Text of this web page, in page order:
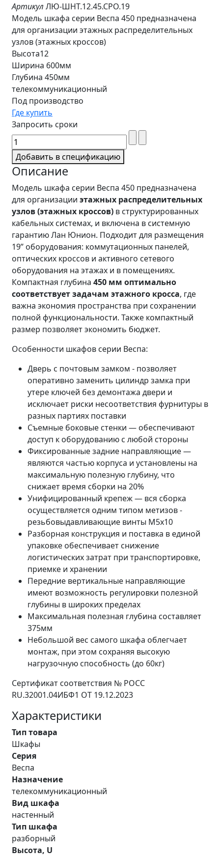
Артикул ЛЮ-ШНТ.12.45.СРО.19
Модель шкафа серии Веспа 450 предназначена
для организации этажных распределительных
узлов (этажных кроссов)
Высота12
Ширина 600мм
Глубина 450мм
телекоммуникационный
Под производство
Где купить
Запросить сроки
Добавить в спецификацию
Описание
Модель шкафа серии Веспа 450 предназначена
для организации этажных распределительных
узлов (этажных кроссов) в структурированных
кабельных системах, и включена в системную
гарантию Лан Юнион. Подходит для размещения
19” оборудования: коммутационных панелей,
оптических кроссов и активного сетевого
оборудования на этажах и в помещениях.
Компактная глубина 450 мм оптимально
соответствует задачам этажного кросса, где
важна экономия пространства при сохранении
полной функциональности. Также компактный
размер позволяет экономить бюджет.
Особенности шкафов серии Веспа:
Дверь с почтовым замком - позволяет
оперативно заменить цилиндр замка при
утере ключей без демонтажа двери и
исключает риски несоответствия фурнитуры в
разных партиях поставки
Съемные боковые стенки — обеспечивают
доступ к оборудованию с любой стороны
Фиксированные задние направляющие —
являются частью корпуса и установлены на
максимальную полезную глубину, что
снижает время сборки на 20%
Унифицированный крепеж — вся сборка
осуществляется одним типом метизов -
резьбовыдавливающие винты М5х10
Разборная конструкция и поставка в единой
упаковке обеспечивает снижение
логистических затрат при транспортировке,
приемке и хранении
Передние вертикальные направляющие
имеют возможность регулировки полезной
глубины в широких пределах
Максимальная полезная глубина составляет
375мм
Небольшой вес самого шкафа облегчает
монтаж, при этом сохраняя высокую
нагрузочную способность (до 60кг)
Сертификат соответствия № РОСС
RU.32001.04ИБФ1 ОТ 19.12.2023
Характеристики
Тип товара
Шкафы
Серия
Веспа
Назначение
телекоммуникационный
Вид шкафа
настенный
Тип шкафа
разборный
Высота, U